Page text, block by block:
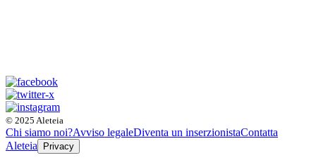
© 2025 Aleteia
Chi siamo noi?Avviso legaleDiventa un inserzionistaContatta
Aleteia
Privacy